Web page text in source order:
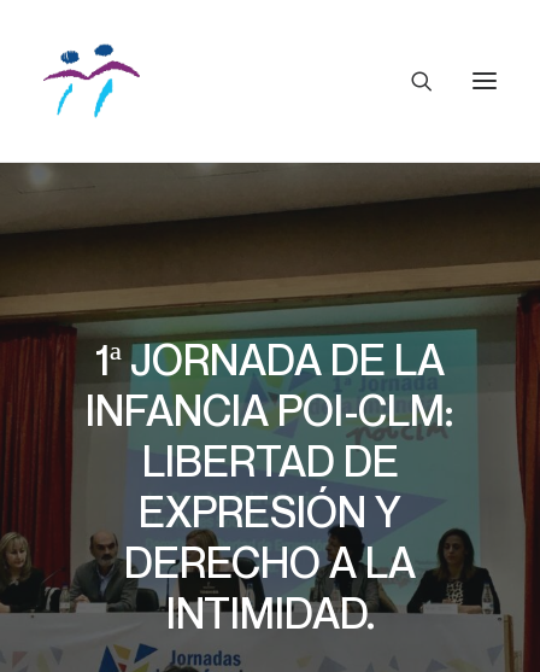
1ª JORNADA DE LA
INFANCIA POI-CLM:
LIBERTAD DE
EXPRESIÓN Y
DERECHO A LA
INTIMIDAD.